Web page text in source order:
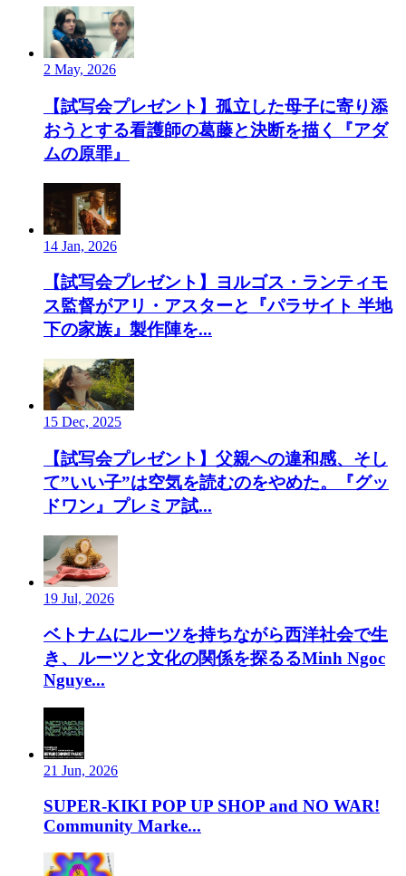
2 May, 2026
【試写会プレゼント】孤立した母子に寄り添
おうとする看護師の葛藤と決断を描く『アダ
ムの原罪』
14 Jan, 2026
【試写会プレゼント】ヨルゴス・ランティモ
ス監督がアリ・アスターと『パラサイト 半地
下の家族』製作陣を...
15 Dec, 2025
【試写会プレゼント】父親への違和感、そし
て”いい子”は空気を読むのをやめた。『グッ
ドワン』プレミア試...
19 Jul, 2026
ベトナムにルーツを持ちながら西洋社会で生
き、ルーツと文化の関係を探るるMinh Ngoc
Nguye...
21 Jun, 2026
SUPER-KIKI POP UP SHOP and NO WAR!
Community Marke...